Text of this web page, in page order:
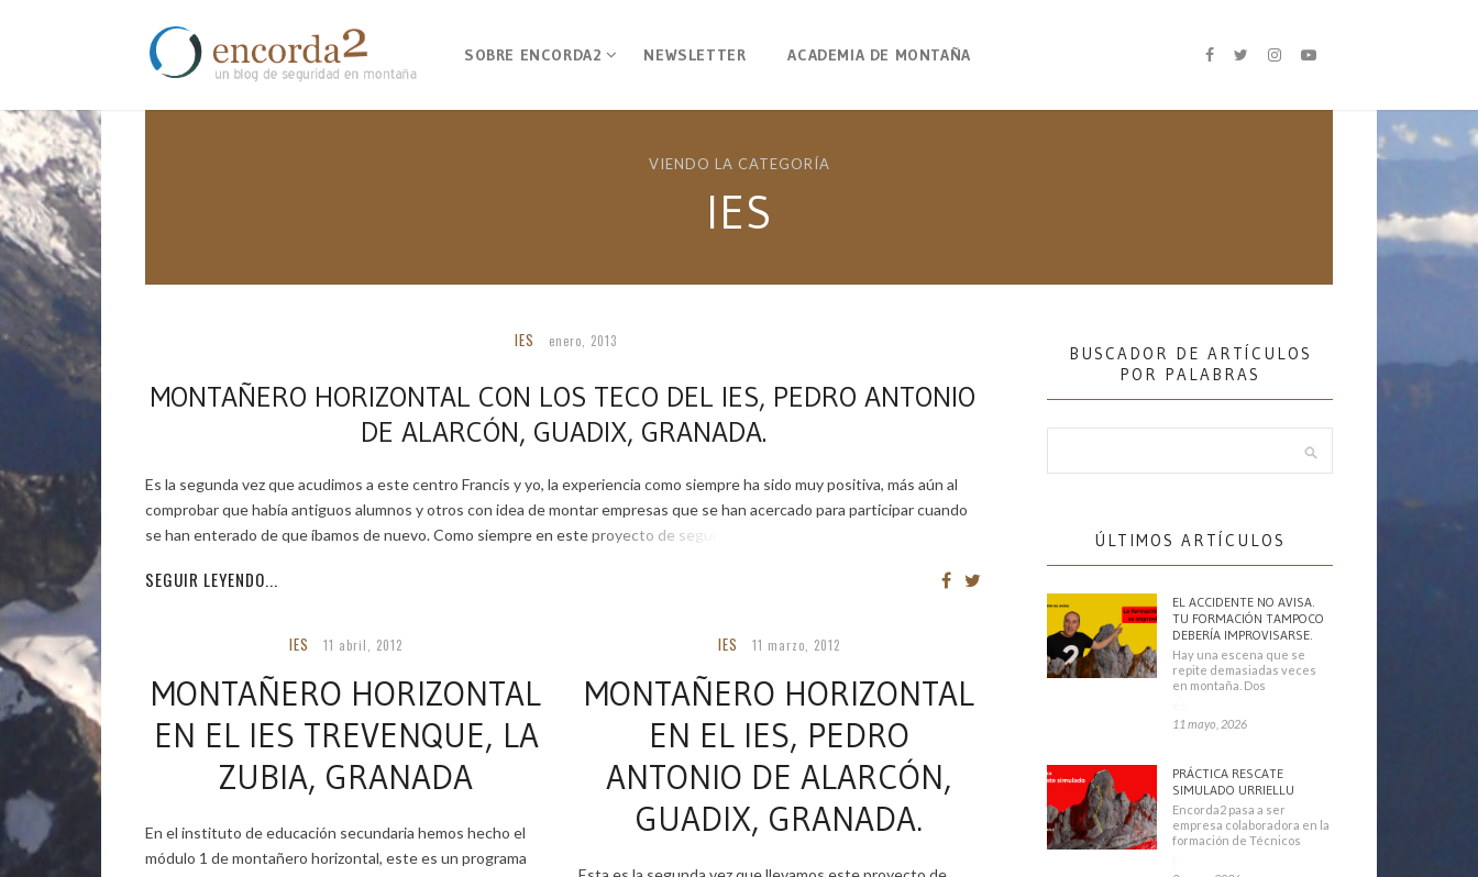
SOBRE ENCORDA2 NEWSLETTER ACADEMIA DE MONTAÑA
VIENDO LA CATEGORÍA
IES
IES enero, 2013
MONTAÑERO HORIZONTAL CON LOS TECO DEL IES, PEDRO ANTONIO
DE ALARCÓN, GUADIX, GRANADA.
Es la segunda vez que acudimos a este centro Francis y yo, la experiencia como siempre ha sido muy positiva, más aún al
comprobar que había antiguos alumnos y otros con idea de montar empresas que se han acercado para participar cuando
se han enterado de que íbamos de nuevo. Como siempre en este proyecto de seguridad […]
SEGUIR LEYENDO...
IES 11 abril, 2012
MONTAÑERO HORIZONTAL
EN EL IES TREVENQUE, LA
ZUBIA, GRANADA
En el instituto de educación secundaria hemos hecho el
módulo 1 de montañero horizontal, este es un programa
IES 11 marzo, 2012
MONTAÑERO HORIZONTAL
EN EL IES, PEDRO
ANTONIO DE ALARCÓN,
GUADIX, GRANADA.
BUSCADOR DE ARTÍCULOS
POR PALABRAS
ÚLTIMOS ARTÍCULOS
EL ACCIDENTE NO AVISA.
TU FORMACIÓN TAMPOCO
DEBERÍA IMPROVISARSE.
Hay una escena que se
repite demasiadas veces
en montaña. Dos
11 mayo, 2026
PRÁCTICA RESCATE
SIMULADO URRIELLU
Encorda2 pasa a ser
empresa colaboradora en la
formación de Técnicos